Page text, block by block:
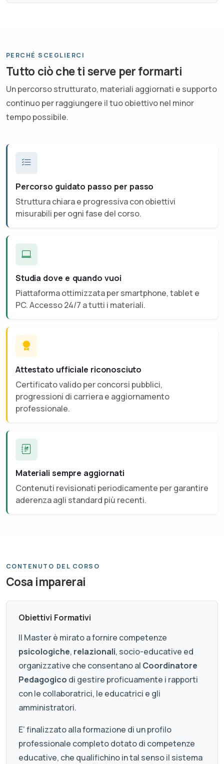
PERCHÉ SCEGLIERCI
Tutto ciò che ti serve per formarti
Un percorso strutturato, materiali aggiornati e supporto
continuo per raggiungere il tuo obiettivo nel minor
tempo possibile.
Percorso guidato passo per passo
Struttura chiara e progressiva con obiettivi
misurabili per ogni fase del corso.
Studia dove e quando vuoi
Piattaforma ottimizzata per smartphone, tablet e
PC. Accesso 24/7 a tutti i materiali.
Attestato ufficiale riconosciuto
Certificato valido per concorsi pubblici,
progressioni di carriera e aggiornamento
professionale.
Materiali sempre aggiornati
Contenuti revisionati periodicamente per garantire
aderenza agli standard più recenti.
CONTENUTO DEL CORSO
Cosa imparerai
Obiettivi Formativi
Il Master è mirato a fornire competenze
psicologiche, relazionali, socio-educative ed
organizzative che consentano al Coordinatore
Pedagogico di gestire proficuamente i rapporti
con le collaboratrici, le educatrici e gli
amministratori.
E’ finalizzato alla formazione di un profilo
professionale completo dotato di competenze
educative, che qualifichino in tal senso il sistema